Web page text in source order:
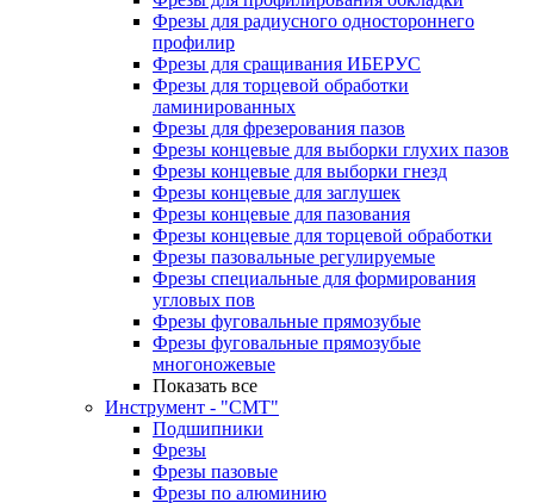
Фрезы для радиусного одностороннего
профилир
Фрезы для сращивания ИБЕРУС
Фрезы для торцевой обработки
ламинированных
Фрезы для фрезерования пазов
Фрезы концевые для выборки глухих пазов
Фрезы концевые для выборки гнезд
Фрезы концевые для заглушек
Фрезы концевые для пазования
Фрезы концевые для торцевой обработки
Фрезы пазовальные регулируемые
Фрезы специальные для формирования
угловых пов
Фрезы фуговальные прямозубые
Фрезы фуговальные прямозубые
многоножевые
Показать все
Инструмент - "СМТ"
Подшипники
Фрезы
Фрезы пазовые
Фрезы по алюминию